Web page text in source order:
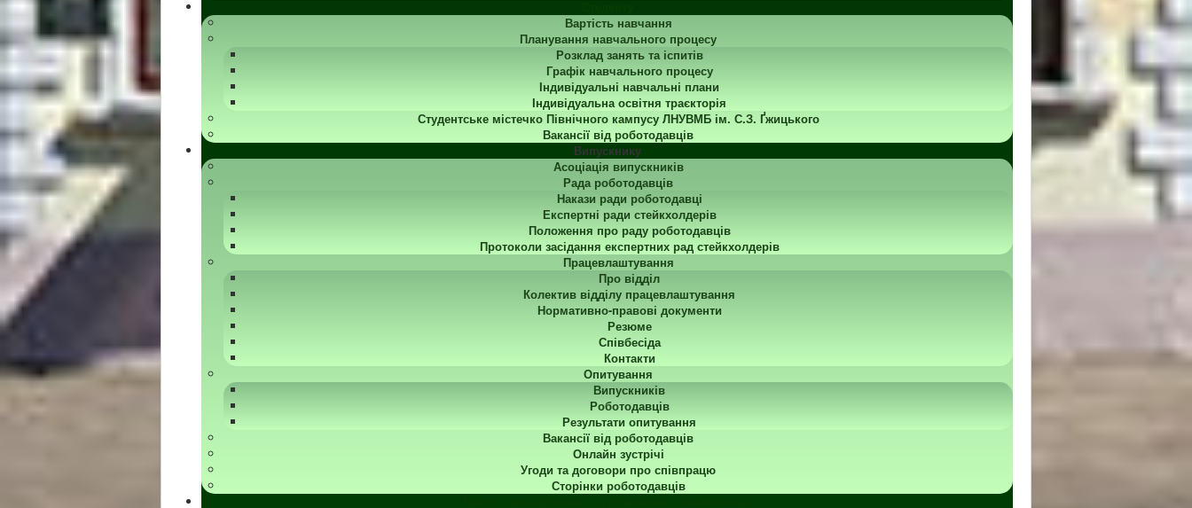
Вартість навчання
Планування навчального процесу
Розклад занять та іспитів
Графік навчального процесу
Індивідуальні навчальні плани
Індивідуальна освітня траєкторія
Студентське містечко Північного кампусу ЛНУВМБ ім. С.З. Ґжицького
Вакансії від роботодавців
Випускнику
Асоціація випускників
Рада роботодавців
Накази ради роботодавці
Експертні ради стейкхолдерів
Положення про раду роботодавців
Протоколи засідання експертних рад стейкхолдерів
Працевлаштування
Про відділ
Колектив відділу працевлаштування
Нормативно-правові документи
Резюме
Співбесіда
Контакти
Опитування
Випускників
Роботодавців
Результати опитування
Вакансії від роботодавців
Онлайн зустрічі
Угоди та договори про співпрацю
Сторінки роботодавців